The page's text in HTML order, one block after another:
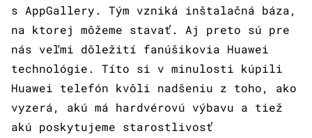
s AppGallery. Tým vzniká inštalačná báza,
na ktorej môžeme stavať. Aj preto sú pre
nás veľmi dôležití fanúšikovia Huawei
technológie. Títo si v minulosti kúpili
Huawei telefón kvôli nadšeniu z toho, ako
vyzerá, akú má hardvérovú výbavu a tiež
akú poskytujeme starostlivosť